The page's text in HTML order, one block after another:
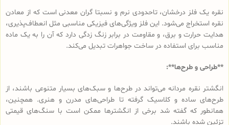
نقره یک فلز درخشان، تاحدودی نرم و نسبتا گران معدنی است که از معادن
نقره استخراج می‌شود. این فلز ویژگی‌های فیزیکی مناسبی مثل انعطاف‌پذیری،
هدایت حرارت و برق، و مقاومت در برابر زنگ زدگی دارد که آن را به یک ماده
مناسب برای استفاده در ساخت جواهرات تبدیل می‌کند.
**طراحی و طرح‌ها**:
انگشتر نقره مردانه می‌تواند در طرح‌ها و سبک‌های بسیار متنوعی باشند، از
طرح‌های ساده و کلاسیک گرفته تا طراحی‌های مدرن و هنری. همچنین،
همانطور که گفته شد برخی از انگشترها ممکن است با سنگ‌های قیمتی
تزئین شده باشند.